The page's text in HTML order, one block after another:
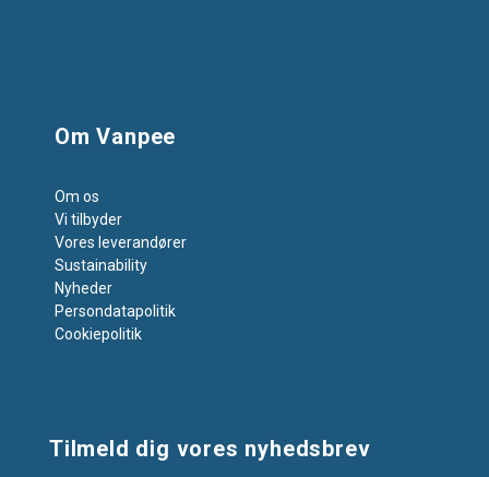
Om Vanpee
Om os
Vi tilbyder
Vores leverandører
Sustainability
Nyheder
Persondatapolitik
Cookiepolitik
Tilmeld dig vores nyhedsbrev